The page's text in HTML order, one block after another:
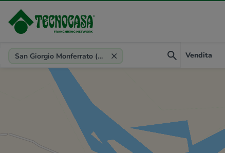
Provincia, comune, zona, riferimento
San Giorgio Monferrato (AL) Vendita